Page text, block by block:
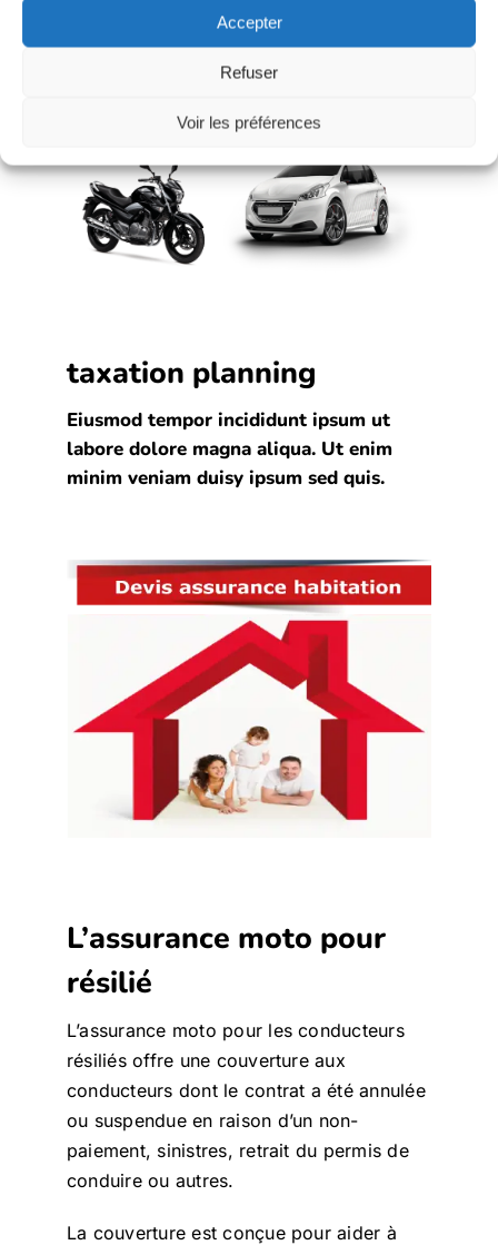
Accepter
Refuser
Voir les préférences
taxation planning
Eiusmod tempor incididunt ipsum ut
labore dolore magna aliqua. Ut enim
minim veniam duisy ipsum sed quis.
L’assurance moto pour
résilié
L’assurance moto pour les conducteurs
résiliés offre une couverture aux
conducteurs dont le contrat a été annulée
ou suspendue en raison d’un non-
paiement, sinistres, retrait du permis de
conduire ou autres.
La couverture est conçue pour aider à